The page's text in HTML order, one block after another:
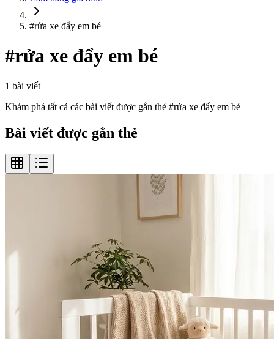
#rửa xe đẩy em bé
#rửa xe đẩy em bé
1 bài viết
Khám phá tất cả các bài viết được gắn thẻ #rửa xe đẩy em bé
Bài viết được gắn thẻ